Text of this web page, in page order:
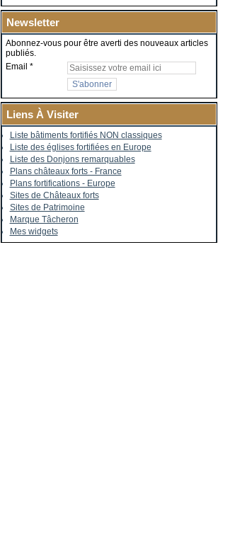
Newsletter
Abonnez-vous pour être averti des nouveaux articles
publiés.
Email
Liens À Visiter
Liste bâtiments fortifiés NON classiques
Liste des églises fortifiées en Europe
Liste des Donjons remarquables
Plans châteaux forts - France
Plans fortifications - Europe
Sites de Châteaux forts
Sites de Patrimoine
Marque Tâcheron
Mes widgets